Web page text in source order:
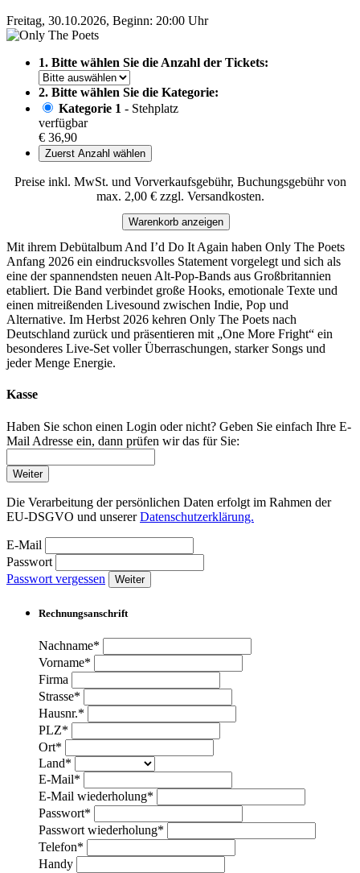
Freitag, 30.10.2026, Beginn: 20:00 Uhr
1. Bitte wählen Sie die Anzahl der Tickets:
2. Bitte wählen Sie die Kategorie:
Kategorie 1 - Stehplatz
verfügbar
€ 36,90
Zuerst Anzahl wählen
Preise inkl. MwSt. und Vorverkaufsgebühr, Buchungsgebühr von
max. 2,00 € zzgl. Versandkosten.
Warenkorb anzeigen
Mit ihrem Debütalbum And I’d Do It Again haben Only The Poets
Anfang 2026 ein eindrucksvolles Statement vorgelegt und sich als
eine der spannendsten neuen Alt-Pop-Bands aus Großbritannien
etabliert. Die Band verbindet große Hooks, emotionale Texte und
einen mitreißenden Livesound zwischen Indie, Pop und
Alternative. Im Herbst 2026 kehren Only The Poets nach
Deutschland zurück und präsentieren mit „One More Fright“ ein
besonderes Live-Set voller Überraschungen, starker Songs und
jeder Menge Energie.
Kasse
Haben Sie schon einen Login oder nicht? Geben Sie einfach Ihre E-
Mail Adresse ein, dann prüfen wir das für Sie:
Weiter
Die Verarbeitung der persönlichen Daten erfolgt im Rahmen der
EU-DSGVO und unsererDatenschutzerklärung.
E-Mail
Passwort
Passwort vergessen
Weiter
Rechnungsanschrift
Nachname*
Vorname*
Firma
Strasse*
Hausnr.*
PLZ*
Ort*
Land*
E-Mail*
E-Mail wiederholung*
Passwort*
Passwort wiederholung*
Telefon*
Handy